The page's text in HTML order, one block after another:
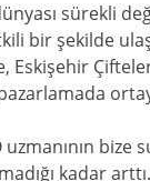
sürekli
bir şekilde
Eskişehir
uzmanının
kadar